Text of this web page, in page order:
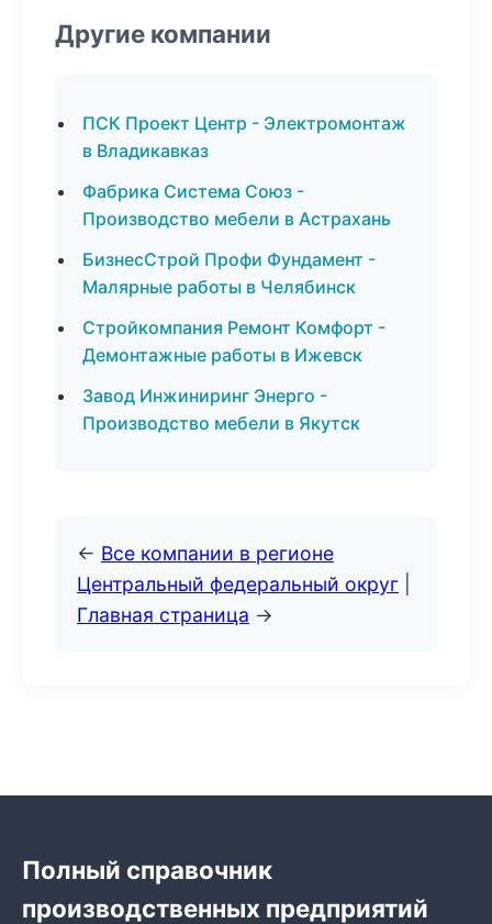
Другие компании
ПСК Проект Центр - Электромонтаж
в Владикавказ
Фабрика Система Союз -
Производство мебели в Астрахань
БизнесСтрой Профи Фундамент -
Малярные работы в Челябинск
Стройкомпания Ремонт Комфорт -
Демонтажные работы в Ижевск
Завод Инжиниринг Энерго -
Производство мебели в Якутск
← Все компании в регионе
Центральный федеральный округ
Главная страница →
Полный справочник
производственных предприятий